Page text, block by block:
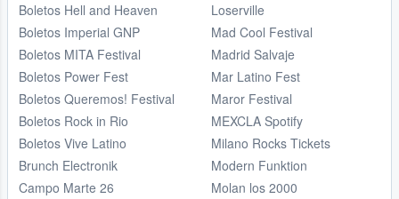
Boletos Hell and Heaven
Boletos Imperial GNP
Boletos MITA Festival
Boletos Power Fest
Boletos Queremos! Festival
Boletos Rock in Rio
Boletos Vive Latino
Brunch Electronik
Campo Marte 26
Loserville
Mad Cool Festival
Madrid Salvaje
Mar Latino Fest
Maror Festival
MEXCLA Spotify
Milano Rocks Tickets
Modern Funktion
Molan los 2000